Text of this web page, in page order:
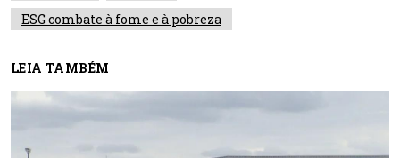
ESG combate à fome e à pobreza
LEIA TAMBÉM